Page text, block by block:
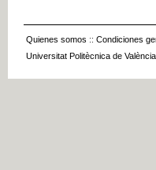
Quienes somos :: Condiciones
Universitat Politècnica de